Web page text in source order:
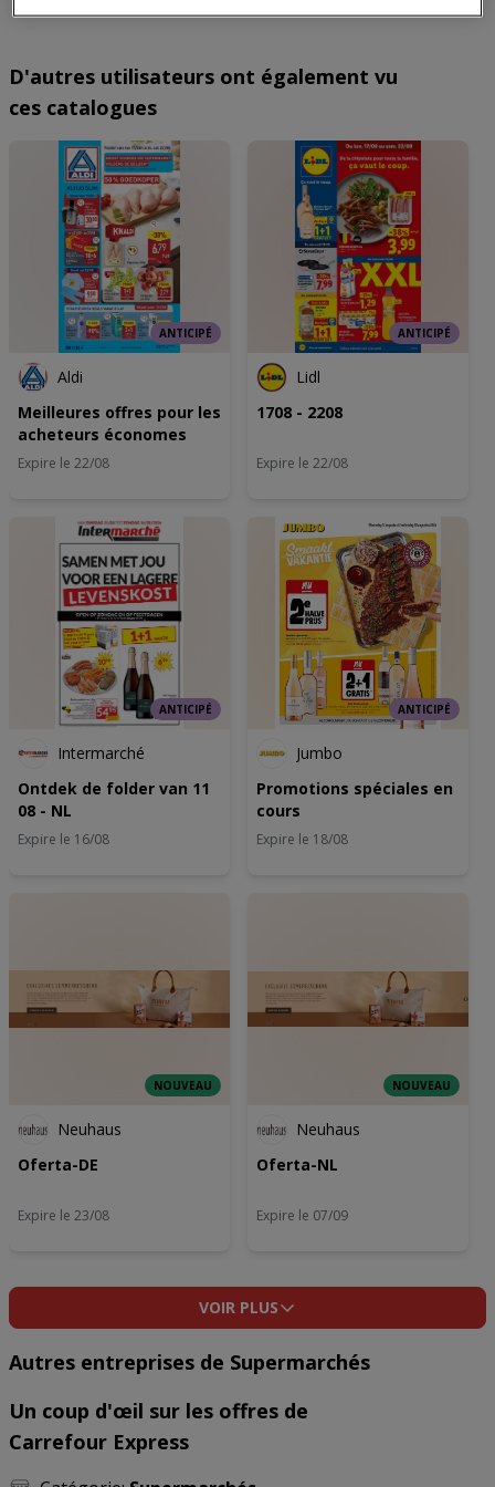
D'autres utilisateurs ont également vu
ces catalogues
ANTICIPÉ
Aldi
Meilleures offres pour les
acheteurs économes
Expire le 22/08
ANTICIPÉ
Lidl
1708 - 2208
Expire le 22/08
ANTICIPÉ
Intermarché
Ontdek de folder van 11
08 - NL
Expire le 16/08
ANTICIPÉ
Jumbo
Promotions spéciales en
cours
Expire le 18/08
NOUVEAU
Neuhaus
Oferta-DE
Expire le 23/08
NOUVEAU
Neuhaus
Oferta-NL
Expire le 07/09
VOIR PLUS
Autres entreprises de Supermarchés
Un coup d'œil sur les offres de
Carrefour Express
Wij en onze partners verwerken gegevens voor de
volgende doeleinden:
actief scannen ter identificatie. Informatie op een apparaat opslaan
en/of openen. Gepersonaliseerde advertenties en content,
advertentie- en contentmetingen, doelgroepenonderzoek en
ontwikkeling van diensten.
Partnerlijst (derden)